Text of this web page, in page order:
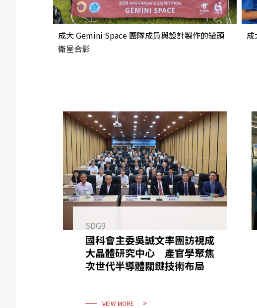
成大 Gemini Space 團隊成員與設計製作的罐頭
衛星合影
SDG9
國科會主委吳誠文率團訪視成
大晶體研究中心 產官學聚焦
次世代半導體關鍵技術布局
VIEW MORE